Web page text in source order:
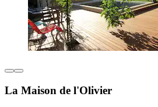
La Maison de l'Olivier